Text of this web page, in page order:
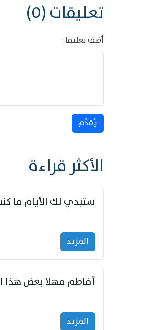
تعليقات (0)
أضف تعليقا :
يُقدِّم
الأكثر قراءة
المزید
المزید